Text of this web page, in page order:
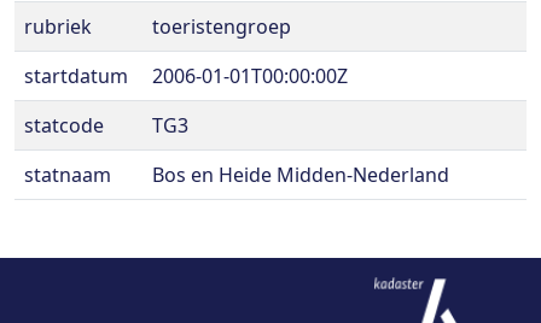
rubriek
toeristengroep
startdatum
2006-01-01T00:00:00Z
statcode
TG3
statnaam
Bos en Heide Midden-Nederland